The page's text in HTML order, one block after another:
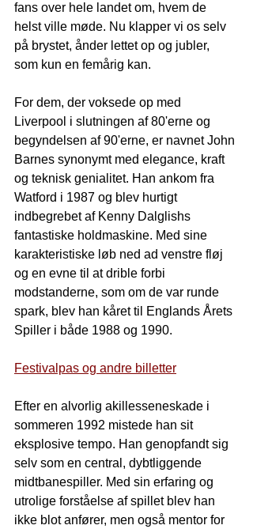
fans over hele landet om, hvem de
helst ville møde. Nu klapper vi os selv
på brystet, ånder lettet op og jubler,
som kun en femårig kan.
For dem, der voksede op med
Liverpool i slutningen af 80'erne og
begyndelsen af 90'erne, er navnet John
Barnes synonymt med elegance, kraft
og teknisk genialitet. Han ankom fra
Watford i 1987 og blev hurtigt
indbegrebet af Kenny Dalglishs
fantastiske holdmaskine. Med sine
karakteristiske løb ned ad venstre fløj
og en evne til at drible forbi
modstanderne, som om de var runde
spark, blev han kåret til Englands Årets
Spiller i både 1988 og 1990.
Festivalpas og andre billetter
Efter en alvorlig akillesseneskade i
sommeren 1992 mistede han sit
eksplosive tempo. Han genopfandt sig
selv som en central, dybtliggende
midtbanespiller. Med sin erfaring og
utrolige forståelse af spillet blev han
ikke blot anfører, men også mentor for